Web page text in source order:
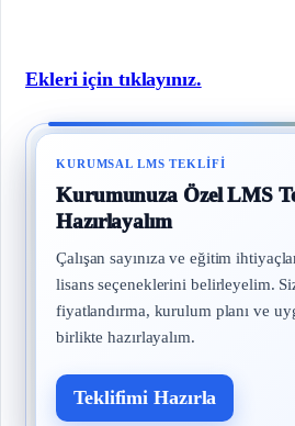
Ekleri için tıklayınız.
KURUMSAL LMS TEKLIFI
Kurumunuza Özel LMS
Hazırlayalım
Çalışan sayınıza ve eğitim
lisans seçeneklerini belirleyelim.
fiyatlandırma, kurulum planı ve
birlikte hazırlayalım.
Teklifimi Hazırla